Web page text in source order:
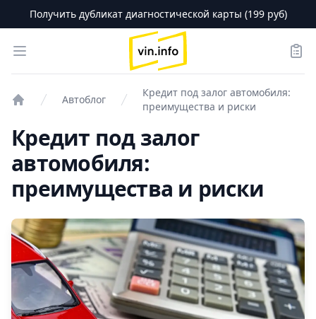
Получить дубликат диагностической карты (199 руб)
Open menu
logo
Автоблог
Кредит под залог автомобиля:
преимущества и риски
Кредит под залог
автомобиля:
преимущества и риски